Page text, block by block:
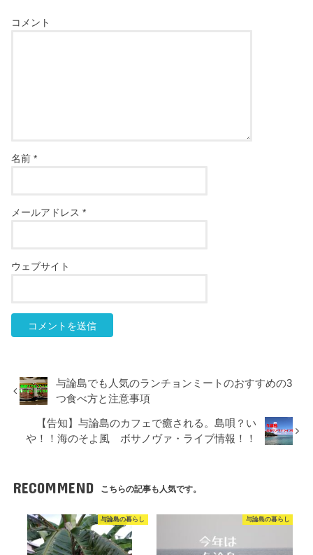
コメント
名前*
メールアドレス*
ウェブサイト
与論島でも人気のランチョンミートのおすすめの3
つ食べ方と注意事項
【告知】与論島のカフェで癒される。島唄？い
や！！海のそよ風 ボサノヴァ・ライブ情報！！
RECOMMEND こちらの記事も人気です。
与論島の暮らし 与論島の暮らし